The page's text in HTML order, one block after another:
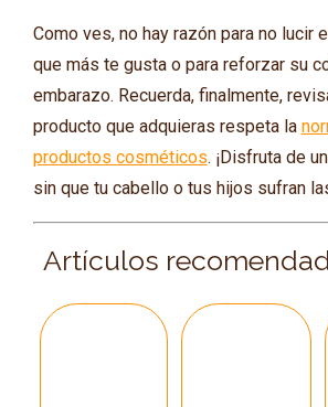
Como ves, no hay razón para no lucir
que más te gusta o para reforzar su
embarazo. Recuerda, finalmente,
producto que adquieras respeta la
productos cosméticos. ¡Disfruta de
sin que tu cabello o tus hijos sufran
Artículos